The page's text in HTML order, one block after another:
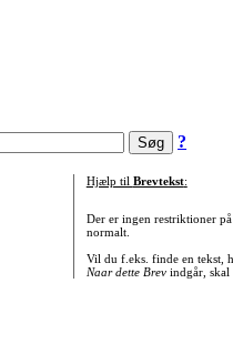
?
Hjælp til Brevtekst:
Der er ingen restriktioner
normalt.
Vil du f.eks. finde en tekst,
Naar dette Brevindgår, skal